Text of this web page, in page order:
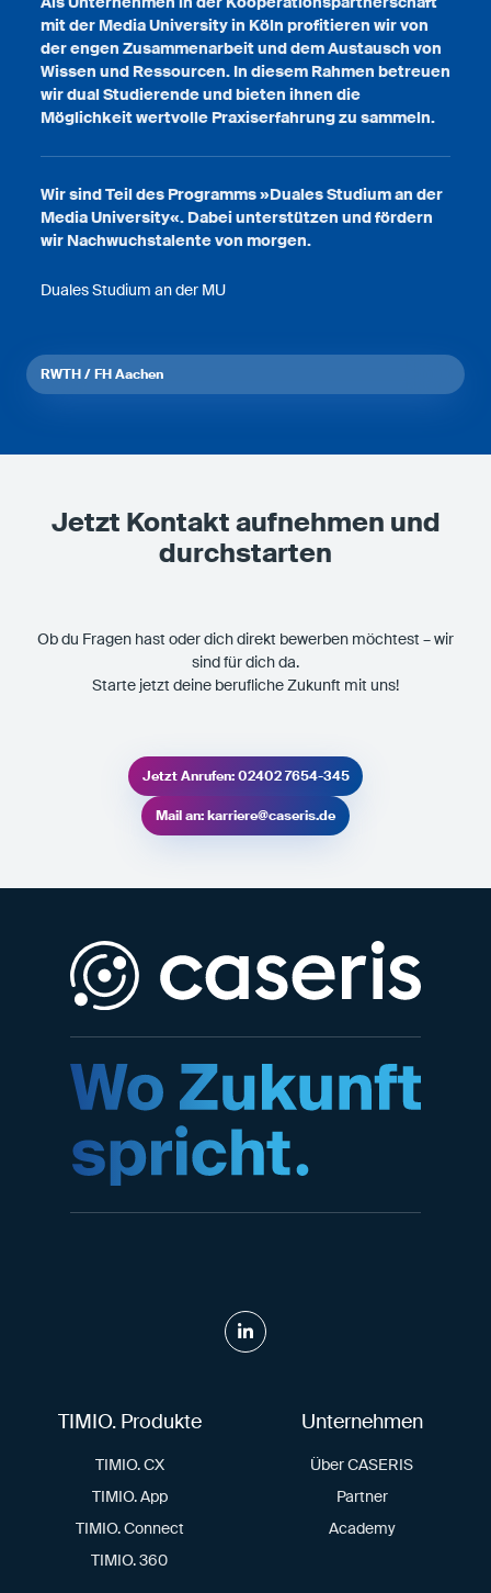
mit der Media University in Köln profitieren wir von
der engen Zusammenarbeit und dem Austausch von
Wissen und Ressourcen. In diesem Rahmen betreuen
wir dual Studierende und bieten ihnen die
Möglichkeit wertvolle Praxiserfahrung zu sammeln.
Wir sind Teil des Programms »Duales Studium an der
Media University«. Dabei unterstützen und fördern
wir Nachwuchstalente von morgen.
Duales Studium an der MU
RWTH / FH Aachen
Jetzt Kontakt aufnehmen und
durchstarten
Ob du Fragen hast oder dich direkt bewerben möchtest – wir
sind für dich da.
Starte jetzt deine berufliche Zukunft mit uns!
Jetzt Anrufen: 02402 7654-345
Mail an: karriere@caseris.de
TIMIO. Produkte
TIMIO. CX
TIMIO. App
TIMIO. Connect
TIMIO. 360
Unternehmen
Über CASERIS
Partner
Academy